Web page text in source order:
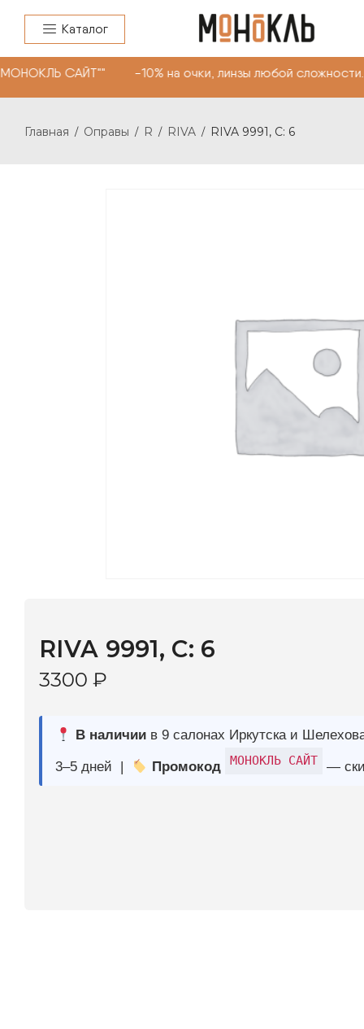
Каталог
САЙТ"" -10% на очки, линзы любой
Главная / Оправы / R / RIVA / RIVA 9991, С: 6
3–5 дней | Промокод